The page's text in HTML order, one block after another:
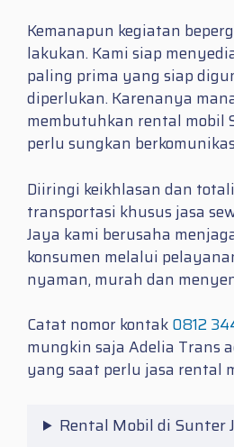
Kemanapun kegiatan
lakukan. Kami siap
paling prima yang siap
diperlukan. Karenanya
membutuhkan rental mobil
perlu sungkan
Diiringi keikhlasan dan
transportasi khusus jasa
Jaya kami berusaha
konsumen melalui
nyaman, murah dan
Catat nomor kontak0812
mungkin saja Adelia Trans
yang saat perlu jasa rental
Rental Mobil di Sunter